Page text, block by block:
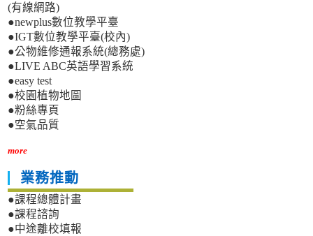
(有線網路)
●newplus數位教學平臺
●IGT數位教學平臺(校內)
●公物維修通報系統(總務處)
●LIVE ABC英語學習系統
●easy test
●校園植物地圖
●粉絲專頁
●空氣品質
more
業務推動
●課程總體計畫
●課程諮詢
●中途離校填報